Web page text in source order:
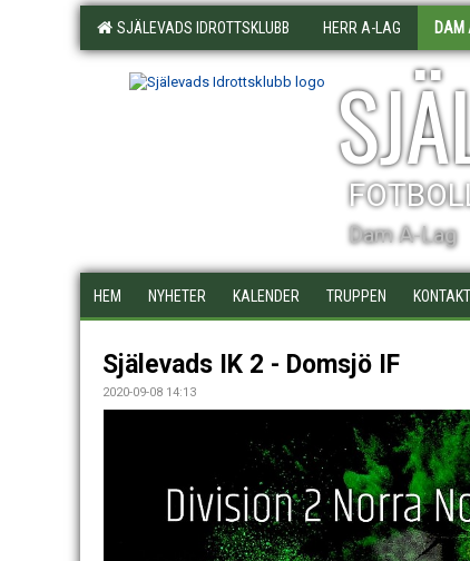
SJÄLEVADS IDROTTSKLUBB HERR A-LAG DAM
Dam A-Lag
HEM NYHETER KALENDER TRUPPEN KONTAKT
Själevads IK 2 - Domsjö IF
2020-09-08 14:13